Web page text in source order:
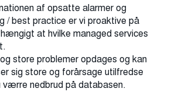
af opsatte alarmer og
/ best practice er vi proaktive på
at hvilke managed services
store problemer opdages og kan
sig store og forårsage utilfredse
værre nedbrud på databasen.